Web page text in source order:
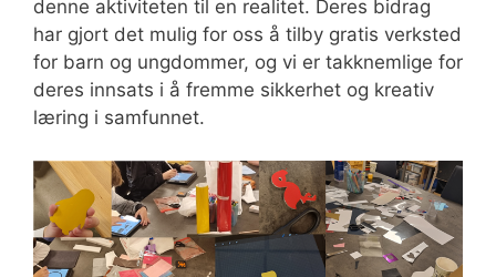
denne aktiviteten til en realitet. Deres bidrag
har gjort det mulig for oss å tilby gratis verksted
for barn og ungdommer, og vi er takknemlige for
deres innsats i å fremme sikkerhet og kreativ
læring i samfunnet.